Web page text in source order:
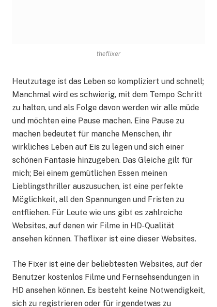
theflixer
Heutzutage ist das Leben so kompliziert und schnell;
Manchmal wird es schwierig, mit dem Tempo Schritt
zu halten, und als Folge davon werden wir alle müde
und möchten eine Pause machen. Eine Pause zu
machen bedeutet für manche Menschen, ihr
wirkliches Leben auf Eis zu legen und sich einer
schönen Fantasie hinzugeben. Das Gleiche gilt für
mich; Bei einem gemütlichen Essen meinen
Lieblingsthriller auszusuchen, ist eine perfekte
Möglichkeit, all den Spannungen und Fristen zu
entfliehen. Für Leute wie uns gibt es zahlreiche
Websites, auf denen wir Filme in HD-Qualität
ansehen können. Theflixer ist eine dieser Websites.
The Fixer ist eine der beliebtesten Websites, auf der
Benutzer kostenlos Filme und Fernsehsendungen in
HD ansehen können. Es besteht keine Notwendigkeit,
sich zu registrieren oder für irgendetwas zu